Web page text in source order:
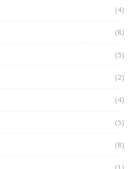
(4)
(8)
(5)
(2)
(4)
(5)
(8)
(1)